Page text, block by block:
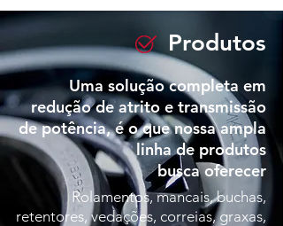
Produtos
Uma solução completa em
redução de atrito e transmissão
de potência, é o que nossa ampla
linha de produtos
busca oferecer
Rolamentos, mancais, buchas,
retentores, vedações, correias, graxas,